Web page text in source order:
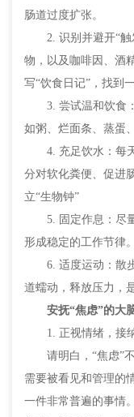
肠道过度扩张。
2. 识别并避开“触
物，以及咖啡因、酒
写“饮食日记”，找到
3. 尝试温和饮食：
如粥、烂面条、蒸蛋
4. 充足饮水：每天
分对软化粪便、促进
立“生物钟”
5. 固定作息：尽量
形成稳定的工作节律。
6. 适度运动：散步
道蠕动，释放压力，
安抚“焦虑”的大
1. 正视情绪，接
请明白，“焦虑”不
需要被看见和管理的
一件非常普遍的事情